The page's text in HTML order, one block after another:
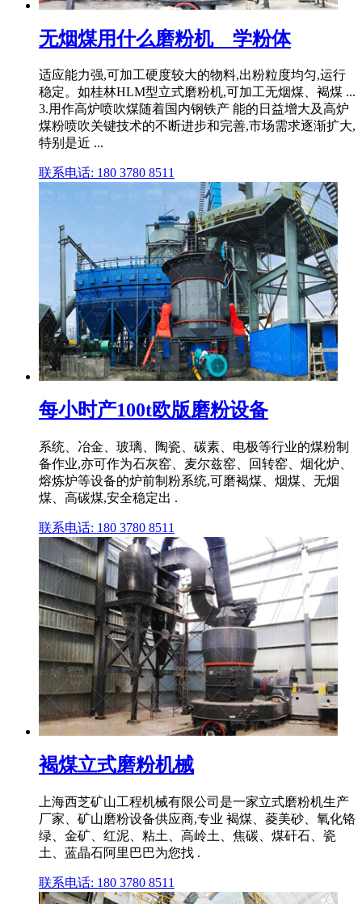
无烟煤用什么磨粉机 _ 学粉体
适应能力强,可加工硬度较大的物料,出粉粒度均匀,运行
稳定。如桂林HLM型立式磨粉机,可加工无烟煤、褐煤 ...
3.用作高炉喷吹煤随着国内钢铁产 能的日益增大及高炉
煤粉喷吹关键技术的不断进步和完善,市场需求逐渐扩大,
特别是近 ...
联系电话: 180 3780 8511
每小时产100t欧版磨粉设备
系统、冶金、玻璃、陶瓷、碳素、电极等行业的煤粉制
备作业,亦可作为石灰窑、麦尔兹窑、回转窑、烟化炉、
熔炼炉等设备的炉前制粉系统,可磨褐煤、烟煤、无烟
煤、高碳煤,安全稳定出 .
联系电话: 180 3780 8511
褐煤立式磨粉机械
上海西芝矿山工程机械有限公司是一家立式磨粉机生产
厂家、矿山磨粉设备供应商,专业 褐煤、菱美砂、氧化铬
绿、金矿、红泥、粘土、高岭土、焦碳、煤矸石、瓷
土、蓝晶石阿里巴巴为您找 .
联系电话: 180 3780 8511